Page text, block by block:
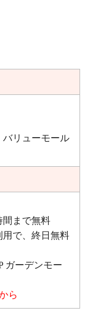
リューモール
間まで無料
用で、終日無料
ガーデンモー
ら